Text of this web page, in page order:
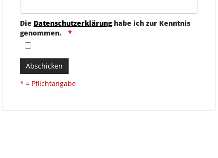
Die Datenschutzerklärunghabe ich zur Kenntnis
genommen.
Abschicken
* = Pflichtangabe